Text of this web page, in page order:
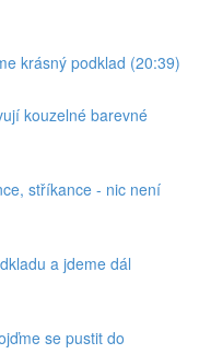
krásný podklad (20:39)
kouzelné barevné
stříkance - nic není
a jdeme dál
se pustit do